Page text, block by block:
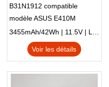
B31N1912 compatible
modèle ASUS E410M
E410MA L410MA
3455mAh/42Wh | 11.5V | Li-ion ...
Voir les détails